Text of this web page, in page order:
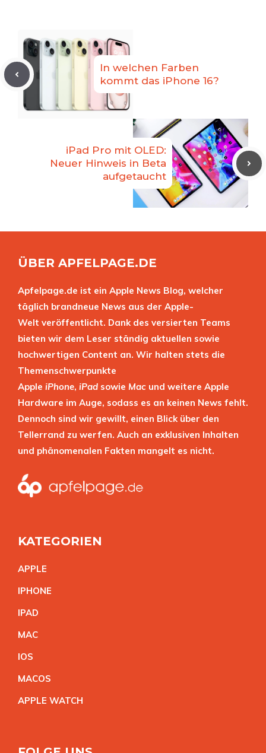
In welchen Farben
kommt das iPhone 16?
iPad Pro mit OLED:
Neuer Hinweis in Beta
aufgetaucht
ÜBER APFELPAGE.DE
Apfelpage.de ist ein Apple News Blog, welcher
täglich brandneue News aus der Apple-
Welt veröffentlicht. Dank des versierten Teams
bieten wir dem Leser ständig aktuellen sowie
hochwertigen Content an. Wir halten stets die
Themenschwerpunkte
Apple iPhone, iPad sowie Mac und weitere Apple
Hardware im Auge, sodass es an keinen News fehlt.
Dennoch sind wir gewillt, einen Blick über den
Tellerrand zu werfen. Auch an exklusiven Inhalten
und phänomenalen Fakten mangelt es nicht.
KATEGORIEN
APPLE
IPHONE
IPAD
MAC
IOS
MACOS
APPLE WATCH